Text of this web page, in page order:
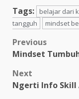
Tags: belajar dari
tangguh
mindset
Post
Previous
Mindset
Next
Ngerti Info Skill